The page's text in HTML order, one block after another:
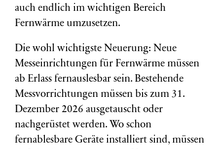
auch endlich im wichtigen Bereich
Fernwärme umzusetzen.
Die wohl wichtigste Neuerung: Neue
Messeinrichtungen für Fernwärme müssen
ab Erlass fernauslesbar sein. Bestehende
Messvorrichtungen müssen bis zum 31.
Dezember 2026 ausgetauscht oder
nachgerüstet werden. Wo schon
fernablesbare Geräte installiert sind, müssen